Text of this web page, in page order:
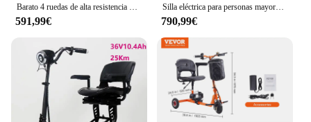
591,99€
Silla eléctrica para personas mayores de 4 ruedas, scooter de movilidad eléctrica plegable, ligero, barato, 250 vatios, 36v, 10ah
790,99€